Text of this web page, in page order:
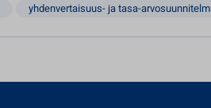
yhdenvertaisuus- ja tasa-